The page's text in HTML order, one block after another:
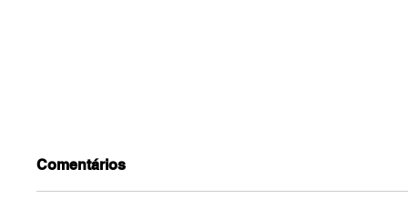
Comentários